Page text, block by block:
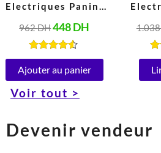
Electriques Panini
en acier Inoxydable
Peut ouvrir à 180°
(1850-2200W, 220-
240V)
962DH448DH
Note
4.40
sur 5
Ajouter au panier
Voir tout >
Devenir vendeur